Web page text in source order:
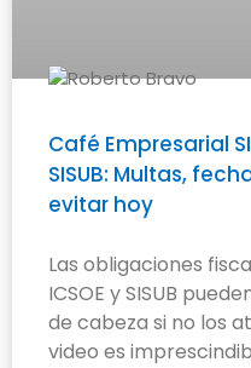
Café Empresarial
SISUB: Multas,
evitar hoy
Las obligaciones
ICSOE y SISUB
de cabeza si no los
video es